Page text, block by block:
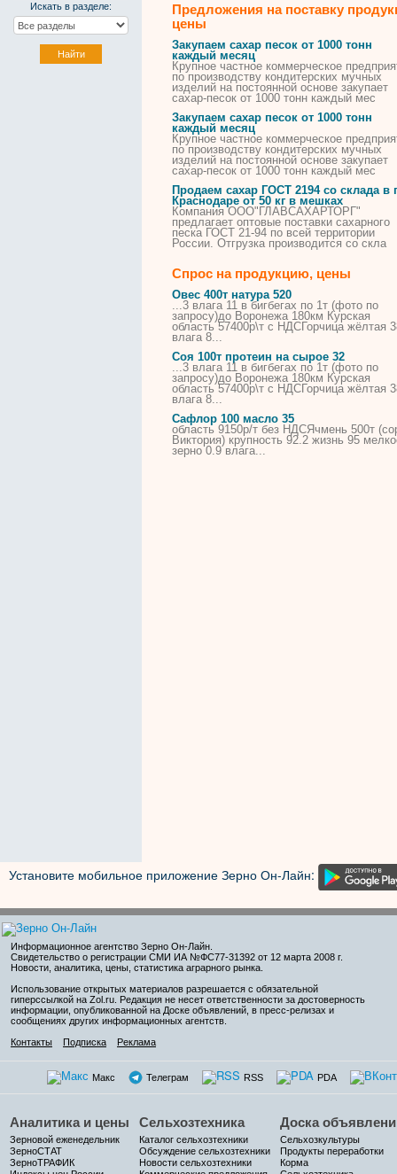
Искать в разделе:
Предложения на поставку
цены
Закупаем сахар песок от 1000 тонн
каждый месяц
Крупное частное коммерческое
по производству кондитерских мучных
изделий на постоянной основе закупает
сахар-песок от 1000 тонн каждый мес
Закупаем сахар песок от 1000 тонн
каждый месяц
Крупное частное коммерческое
по производству кондитерских мучных
изделий на постоянной основе закупает
сахар-песок от 1000 тонн каждый мес
Продаем сахар ГОСТ 2194 со склада в
Краснодаре от 50 кг в мешках
Компания ООО"ГЛАВСАХАРТОРГ"
предлагает оптовые поставки сахарного
песка ГОСТ 21-94 по всей территории
России. Отгрузка производится со скла
Спрос на продукцию, цены
Овес 400т натура 520
...3 влага 11 в бигбегах по 1т (фото по
запросу)до Воронежа 180км Курская
область 57400р\т с НДСГорчица жёлтая
влага 8...
Соя 100т протеин на сырое 32
...3 влага 11 в бигбегах по 1т (фото по
запросу)до Воронежа 180км Курская
область 57400р\т с НДСГорчица жёлтая
влага 8...
Сафлор 100 масло 35
область 9150р/т без НДСЯчмень 500т
Виктория) крупность 92.2 жизнь 95
зерно0.9 влага...
Установите мобильное приложение Зерно Он-Лайн:
Информационное агентство Зерно Он-Лайн
Свидетельство о регистрации СМИ ИА №ФС77-31392 от 12 марта 2008 г.
Новости, аналитика, цены, статистика аграрного рынка.
Использование открытых материалов разрешается с обязательной
гиперссылкой на Zol.ru. Редакция не несет ответственности за достоверность
информации, опубликованной на Доске объявлений, в пресс-релизах и
сообщениях других информационных агентств.
Контакты
Подписка Реклама
Макс Телеграм RSS PDA
Аналитика и цены
Зерновой еженедельник
ЗерноСТАТ
ЗерноТРАФИК
Сельхозтехника
Каталог сельхозтехники
Обсуждение сельхозтехники
Новости сельхозтехники
Доска
Сельхозкультуры
Продукты переработки
Корма